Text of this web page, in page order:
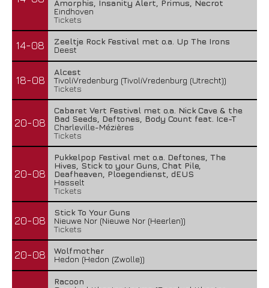
Amorphis, Insanity Alert, Primus, Necrot
Eindhoven
Tickets
14-08
Zeeltje Rock Festival met o.a. Up The Irons
Deest
18-08
Alcest
TivoliVredenburg (TivoliVredenburg (Utrecht))
Tickets
20-08
Cabaret Vert Festival met o.a. Nick Cave & the
Bad Seeds, Deftones, Body Count feat. Ice-T
Charleville-Mézières
Tickets
20-08
Pukkelpop Festival met o.a. Deftones, The
Hives, Stick to your Guns, Chat Pile,
Deafheaven, Ploegendienst, dEUS
Hasselt
Tickets
20-08
Stick To Your Guns
Nieuwe Nor (Nieuwe Nor (Heerlen))
Tickets
20-08
Wolfmother
Hedon (Hedon (Zwolle))
Racoon